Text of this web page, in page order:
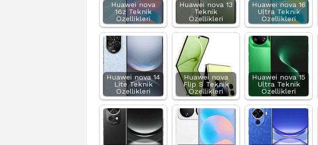
Huawei nova
16z Teknik
Özellikleri
Huawei nova 13
Teknik
Özellikleri
Huawei nova 16
Ultra Teknik
Özellikleri
Huawei nova 14
Lite Teknik
Özellikleri
Huawei nova
Flip S Teknik
Özellikleri
Huawei nova 15
Ultra Teknik
Özellikleri